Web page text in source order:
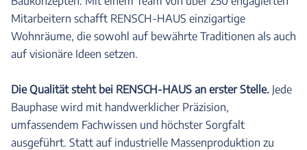
Mitarbeitern schafft RENSCH-HAUS einzigartige
Wohnräume, die sowohl auf bewährte Traditionen als auch
auf visionäre Ideen setzen.
Die Qualität steht bei RENSCH-HAUS an erster Stelle. Jede
Bauphase wird mit handwerklicher Präzision,
umfassendem Fachwissen und höchster Sorgfalt
ausgeführt. Statt auf industrielle Massenproduktion zu